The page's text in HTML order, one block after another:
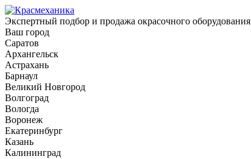
Экспертный подбор и продажа окрасочного оборудования
Ваш город
Саратов
Архангельск
Астрахань
Барнаул
Великий Новгород
Волгоград
Вологда
Воронеж
Екатеринбург
Казань
Калининград